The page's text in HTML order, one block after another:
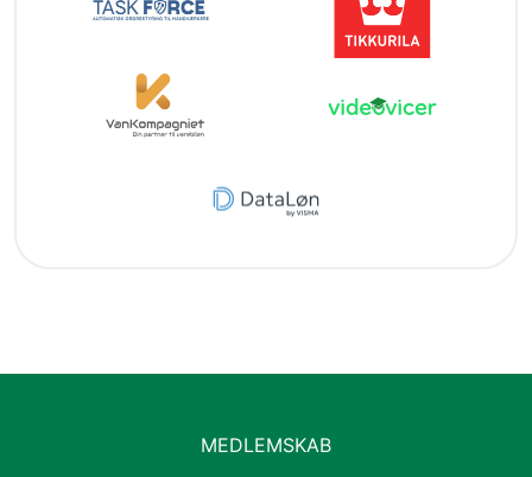
MEDLEMSKAB